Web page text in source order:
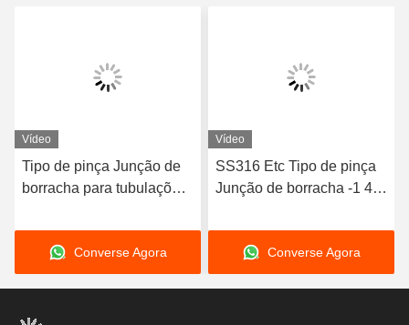
Vídeo
Tipo de pinça Junção de
borracha para tubulações
comprimento
personalizávelConverse Agora
Vídeo
SS316 Etc Tipo de pinça
Junção de borracha -1 40
eixo Deslocamento radial
TIPO 2 Converse Agora